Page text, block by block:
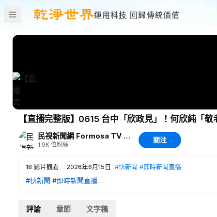
運用科技 回歸傳統價值
【直播完整版】0615 台中「欣政見」！何欣純「
民視新聞網 Formosa TV News network
1.9K 位粉絲
關注
18 影片觀看 · 2026年6月15日 #快新聞 #即時新聞直播
#快新聞 #即時新聞直播
評論 章節 文字稿